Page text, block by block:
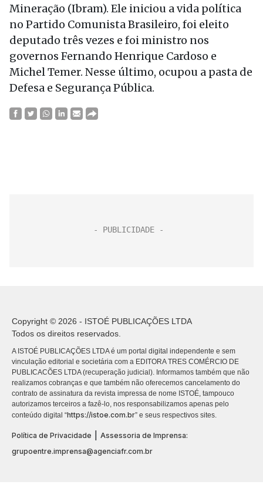
Mineração (Ibram). Ele iniciou a vida política
no Partido Comunista Brasileiro, foi eleito
deputado três vezes e foi ministro nos
governos Fernando Henrique Cardoso e
Michel Temer. Nesse último, ocupou a pasta de
Defesa e Segurança Pública.
Copyright © 2026 - ISTOÉ PUBLICAÇÕES LTDA
Todos os direitos reservados.
A ISTOÉ PUBLICAÇÕES LTDA é um portal digital independente e sem
vinculação editorial e societária com a EDITORA TRES COMÉRCIO DE
PUBLICACÕES LTDA (recuperação judicial). Informamos também que não
realizamos cobranças e que também não oferecemos cancelamento do
contrato de assinatura da revista impressa de nome ISTOÉ, tampouco
autorizamos terceiros a fazê-lo, nos responsabilizamos apenas pelo
conteúdo digital “https://istoe.com.br” e seus respectivos sites.
Política de Privacidade
Assessoria de Imprensa:
grupoentre.imprensa@agenciafr.com.br